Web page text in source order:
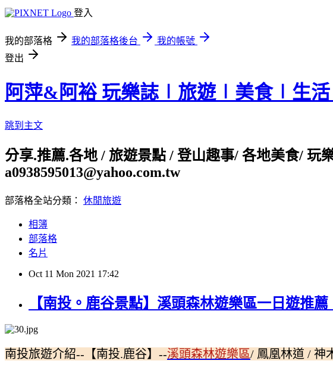
登入
我的部落格 我的部落格後台
我的帳號
登出
阿萍&阿裕 玩樂誌∣旅遊∣美食∣生
跳到主文
分享.推薦.各地 / 旅遊景點 / 登山趣事/ 各地美食/ 玩
a0938595013@yahoo.com.tw
部落格全站分類： 休閒旅遊
相簿
部落格
名片
Oct 11 Mon 2021 17:42
【南投。鹿谷景點】溪頭森林遊樂區一日遊
南投旅遊介紹--【南投.鹿谷】--溪頭森林遊樂區/ 鳳凰林道 / 神